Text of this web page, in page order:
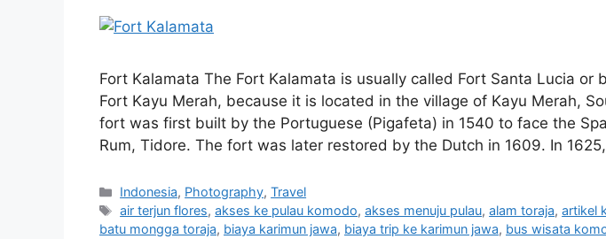
Fort Kalamata The Fort Kalamata is usually called Fort Santa Lucia or
Fort Kayu Merah, because it is located in the village of Kayu Merah,
fort was first built by the Portuguese (Pigafeta) in 1540 to face the
Rum, Tidore. The fort was later restored by the Dutch in 1609. In
Indonesia, Photography,Travel
air terjun flores,akses ke pulau komodo,akses menuju pulau,alam toraja,artikel
batu mongga toraja, biaya karimun jawa, biaya trip ke karimun jawa, bus wisata